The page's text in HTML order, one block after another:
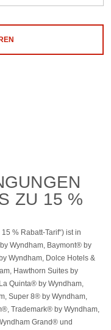
ZU 15 %
% Rabatt-Tarif“) ist in
Wyndham, Baymont® by
Wyndham, Dolce Hotels &
Hawthorn Suites by
Quinta® by Wyndham,
Super 8® by Wyndham,
Trademark® by Wyndham,
Grand® und